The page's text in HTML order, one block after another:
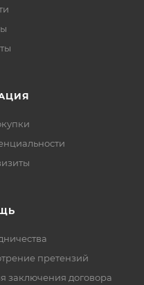
претензий
заключения договора